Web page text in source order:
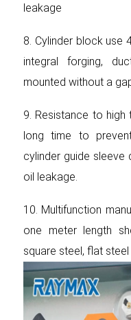
leakage
8. Cylinder block use
integral forging,
mounted without a
9. Resistance to
long time to
cylinder guide sleeve
oil leakage.
10. Multifunction
one meter length
square steel, flat